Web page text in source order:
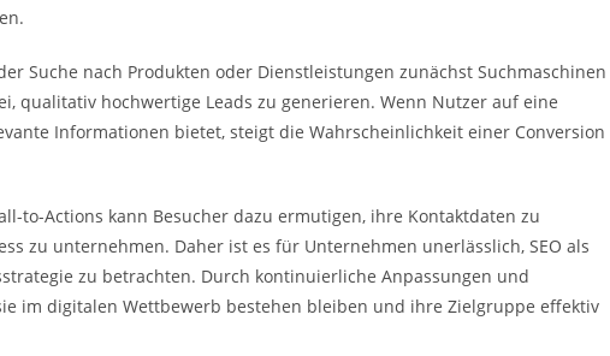
Suche nach Produkten oder Dienstleistungen zunächst Suchmaschinen
qualitativ hochwertige Leads zu generieren. Wenn Nutzer auf eine
Informationen bietet, steigt die Wahrscheinlichkeit einer Conversion
to-Actions kann Besucher dazu ermutigen, ihre Kontaktdaten zu
zu unternehmen. Daher ist es für Unternehmen unerlässlich, SEO als
zu betrachten. Durch kontinuierliche Anpassungen und
im digitalen Wettbewerb bestehen bleiben und ihre Zielgruppe effektiv